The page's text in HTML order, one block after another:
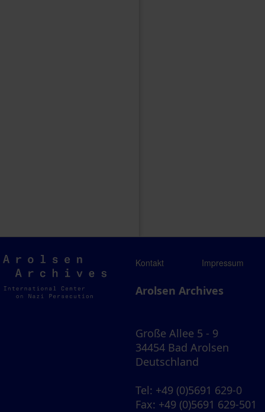
Arolsen
Archives
Kontakt Impressum
Arolsen Archives
Große Allee 5 - 9
34454 Bad Arolsen
Deutschland
Tel: +49 (0)5691 629-0
Fax: +49 (0)5691 629-501